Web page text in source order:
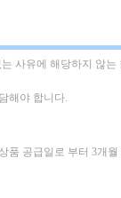
사유에 해당하지 않
해야 합니다.
품 공급일로 부터 3개월